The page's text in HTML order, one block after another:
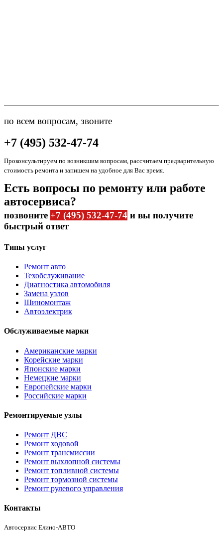
по всем вопросам, звоните
+7 (495) 532-47-74
Проконсультируем по возникшим вопросам, рассчитаем предварительную
стоимость ремонта и запишем на удобное для Вас время.
Есть вопросы по ремонту или работе
автосервиса?
позвоните +7 (495) 532-47-74 и вы получите
быстрый ответ
Типы услуг
Ремонт авто
Техобслуживание
Диагностика автомобиля
Замена узлов
Шиномонтаж
Автоэлектрик
Обслуживаемые марки
Американские марки
Корейские марки
Японские марки
Немецкие марки
Европейские марки
Российские марки
Ремонтируемые узлы
Ремонт ДВС
Ремонт ходовой
Ремонт трансмиссии
Ремонт выхлопной системы
Ремонт топливной системы
Ремонт тормозной системы
Ремонт рулевого управления
Контакты
Автосервис Елино-АВТО